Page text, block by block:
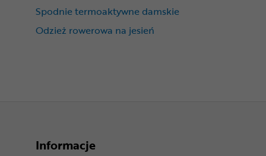
Spodnie termoaktywne damskie
Odzież rowerowa na jesień
Informacje